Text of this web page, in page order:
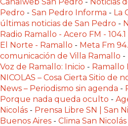
PARA
RESTAURANTES
Y
DELIVERIES
CREAR
UNA
TIENDA
ONLINE:
¿CUÁL
ES
Pedro - San Pedro Informa - La
últimas noticias de San Pedro -
Radio Ramallo - Acero FM -
El Norte - Ramallo - Meta Fm
comunicación de Villa Ramallo -
Voz de Ramallo: Inicio - Ramallo
NICOLAS – Cosa Cierta Sitio de
News – Periodismo sin agenda -
Porque nada queda oculto -
Nicolás - Prensa Libre SN | San
Buenos Aires - Clima San Nicolás